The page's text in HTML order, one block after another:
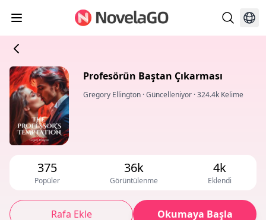
Profesörün Baştan Çıkarması
Gregory Ellington ·Güncelleniyor ·324.4k Kelime
375
Popüler
36k
Görüntülenme
4k
Eklendi
Rafa Ekle Okumaya Başla